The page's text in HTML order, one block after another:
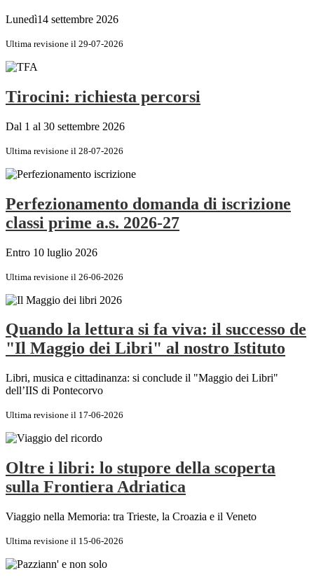
Lunedì14 settembre 2026
Ultima revisione il 29-07-2026
Tirocini: richiesta percorsi
Dal 1 al 30 settembre 2026
Ultima revisione il 28-07-2026
Perfezionamento domanda di iscrizione
classi prime a.s. 2026-27
Entro 10 luglio 2026
Ultima revisione il 26-06-2026
Quando la lettura si fa viva: il successo de
"Il Maggio dei Libri" al nostro Istituto
Libri, musica e cittadinanza: si conclude il "Maggio dei Libri"
dell’IIS di Pontecorvo
Ultima revisione il 17-06-2026
Oltre i libri: lo stupore della scoperta
sulla Frontiera Adriatica
Viaggio nella Memoria: tra Trieste, la Croazia e il Veneto
Ultima revisione il 15-06-2026